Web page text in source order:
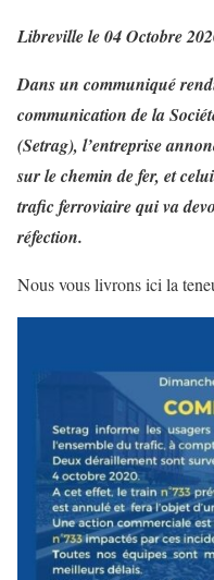
Libreville le 04 Octobre
Dans un communiqué
communication de la
(Setrag), l’entreprise
sur le chemin de fer, et
trafic ferroviaire qui va
réfection.
Nous vous livrons ici la